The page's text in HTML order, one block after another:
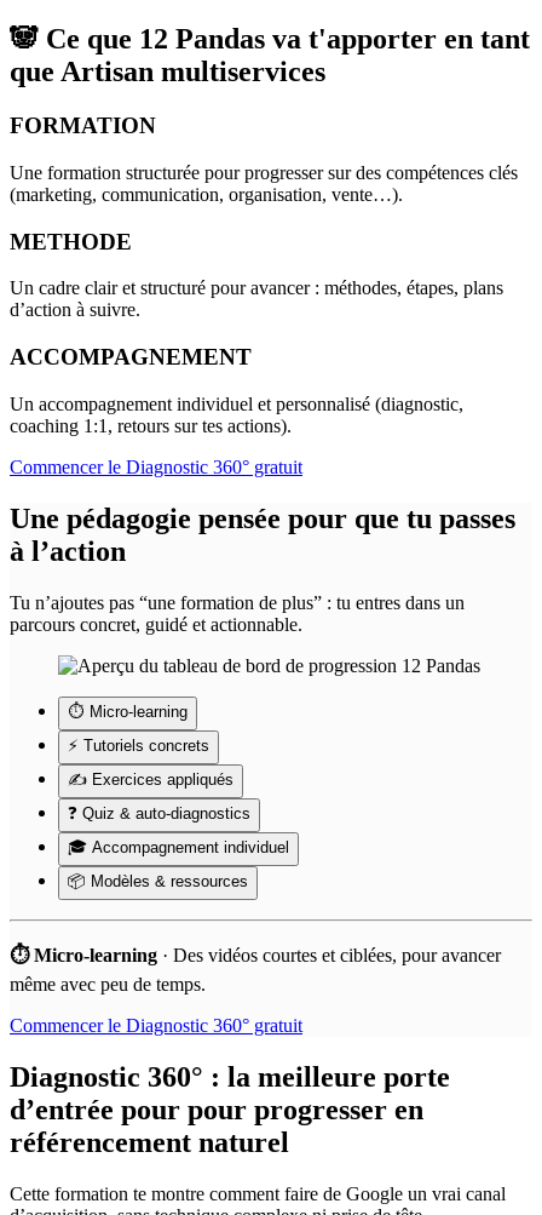
🐼 Ce que 12 Pandas va t'apporter en tant
que Artisan multiservices
FORMATION
Une formation structurée pour progresser sur des compétences clés
(marketing, communication, organisation, vente…).
METHODE
Un cadre clair et structuré pour avancer : méthodes, étapes, plans
d’action à suivre.
ACCOMPAGNEMENT
Un accompagnement individuel et personnalisé (diagnostic,
coaching 1:1, retours sur tes actions).
Commencer le Diagnostic 360° gratuit
Une pédagogie pensée pour que tu passes
à l’action
Tu n’ajoutes pas “une formation de plus” : tu entres dans un
parcours concret, guidé et actionnable.
⏱️ Micro-learning
⚡ Tutoriels concrets
✍️ Exercices appliqués
❓ Quiz & auto-diagnostics
🎓 Accompagnement individuel
📦 Modèles & ressources
⏱️ Micro-learning · Des vidéos courtes et ciblées, pour avancer
même avec peu de temps.
Commencer le Diagnostic 360° gratuit
Diagnostic 360° : la meilleure porte
d’entrée pour pour progresser en
référencement naturel
Cette formation te montre comment faire de Google un vrai canal